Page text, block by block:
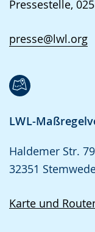
Pressestelle,
presse@lwl.org
LWL-
Haldemer Str. 79
32351
Karte und